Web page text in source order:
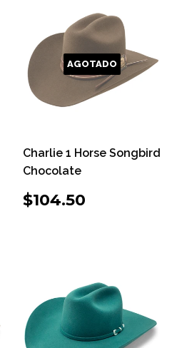
AGOTADO
Charlie 1 Horse Songbird
Chocolate
PRECIO
HABITUAL
$104.50